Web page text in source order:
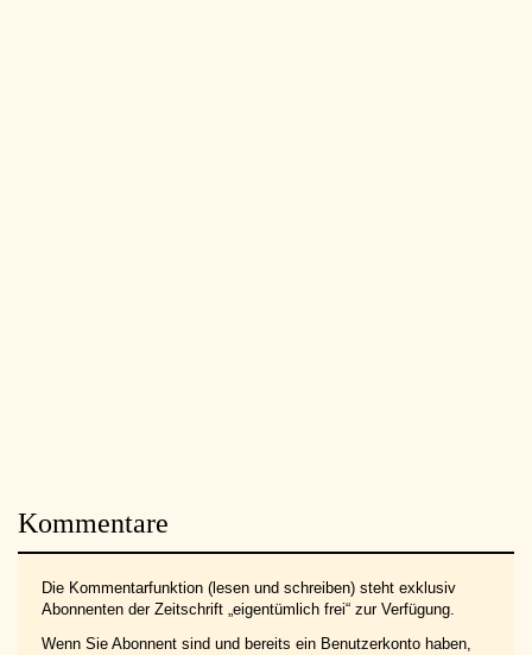
Kommentare
Die Kommentarfunktion (lesen und schreiben) steht exklusiv
Abonnenten der Zeitschrift „eigentümlich frei“ zur Verfügung.
Wenn Sie Abonnent sind und bereits ein Benutzerkonto haben,